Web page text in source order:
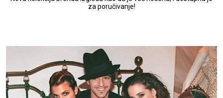
za poručivanje!